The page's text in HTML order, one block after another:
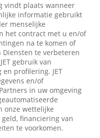
vindt plaats wanneer
informatie gebruikt
menselijke
het contract met u en/of
na te komen of
te verbeteren
gebruik van
profilering. JET
en/of
in uw omgeving
onze wettelijke
financiering van
te voorkomen.